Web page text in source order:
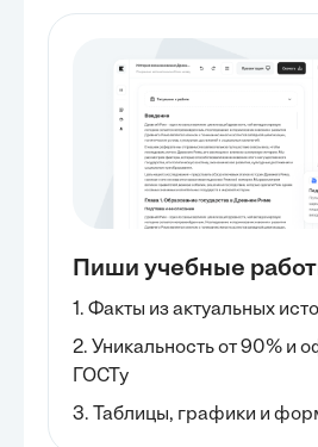
Пиши учебные
1. Факты из актуальных
2. Уникальность от 90% и
ГОСТу
3. Таблицы, графики и